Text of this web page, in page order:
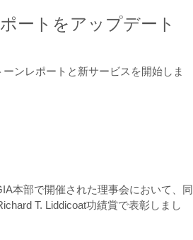
ートをアップデート
ンレポートと新サービスを開始しま
本部で開催された理事会において、同
T. Liddicoat功績賞で表彰しまし